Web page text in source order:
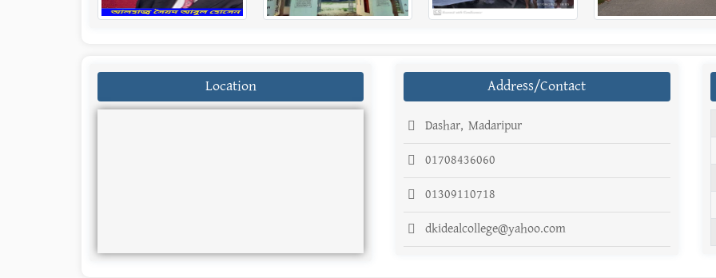
Location Address/Contact
Dashar, Madaripur
01708436060
01309110718
dkidealcollege@yahoo.com